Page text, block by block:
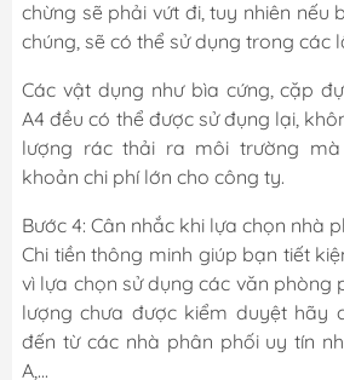
chừng sẽ phải vứt đi, tuy nhiên nếu
chúng, sẽ có thể sử dụng trong các
Các vật dụng như bìa cứng, cặp
A4 đều có thể được sử đụng lại,
lượng rác thải ra môi trường
khoản chi phí lớn cho công ty.
Bước 4: Cân nhắc khi lựa chọn nhà
Chi tiền thông minh giúp bạn tiết
vì lựa chọn sử dụng các văn phòng
lượng chưa được kiểm duyệt hãy
đến từ các nhà phân phối uy tín
A,...